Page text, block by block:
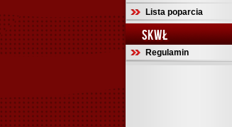
Lista poparcia
SKWŁ
Regulamin